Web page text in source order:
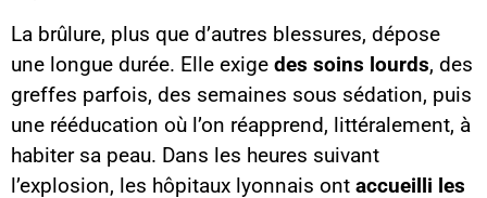
La brûlure, plus que d’autres blessures, dépose
une longue durée. Elle exige des soins lourds, des
greffes parfois, des semaines sous sédation, puis
une rééducation où l’on réapprend, littéralement, à
habiter sa peau. Dans les heures suivant
l’explosion, les hôpitaux lyonnais ont accueilli les